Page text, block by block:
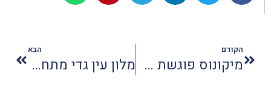
הקודם
מיקונוס פוגשת את הכנרת
הבא
מלון עין גדי מתחברים לתדר המדבר